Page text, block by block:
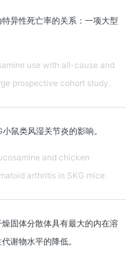
异性死亡率的关系：一项大型
use with all-cause and
prospective cohort study.
鼠类风湿关节炎的影响。
and chicken
arthritis in SKG mice.
固体分散体具有最大的内在溶
谢物水平的降低。